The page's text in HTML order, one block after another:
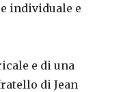
individuale e
e di una
di Jean